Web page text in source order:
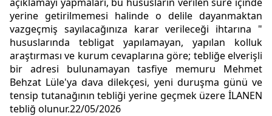
yerine getirilmemesi halinde o delile dayanmaktan
vazgeçmiş sayılacağınıza karar verileceği ihtarına "
hususlarında tebligat yapılamayan, yapılan kolluk
araştırması ve kurum cevaplarına göre; tebliğe elverişli
bir adresi bulunamayan tasfiye memuru Mehmet
Behzat Lüle'ya dava dilekçesi, yeni duruşma günü ve
tensip tutanağının tebliği yerine geçmek üzere İLANEN
tebliğ olunur.22/05/2026